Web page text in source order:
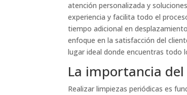
atención personalizada y
experiencia y facilita todo el
tiempo adicional en
enfoque en la satisfacción del
lugar ideal donde encuentras todo
La importancia
Realizar limpiezas periódicas es